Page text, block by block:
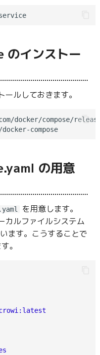
systemctl start docker.service
のインストー
ールしておきます。
compose/
chmod +x /usr/local/bin/docker-compose
の用意
を用意します。
カルファイルシステム
ます。こうすることで
。
crowi:latest